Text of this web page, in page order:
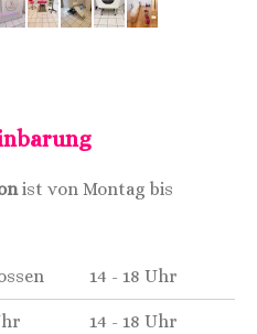
ist von Montag bis
14 - 18 Uhr
14 - 18 Uhr